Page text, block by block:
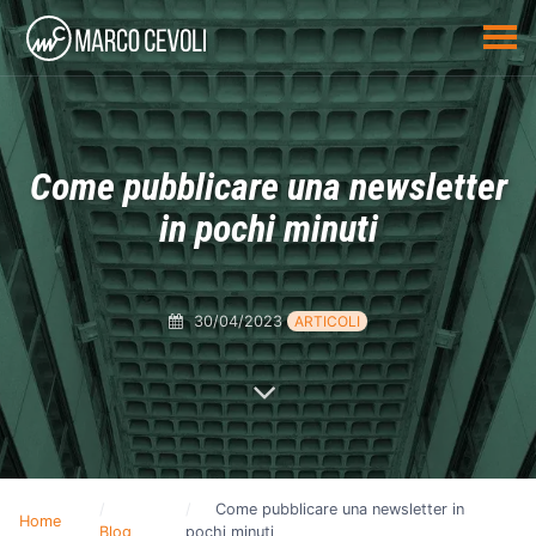
Come pubblicare una newsletter
in pochi minuti
30/04/2023 ARTICOLI
Home
Blog
Come pubblicare una newsletter in
pochi minuti